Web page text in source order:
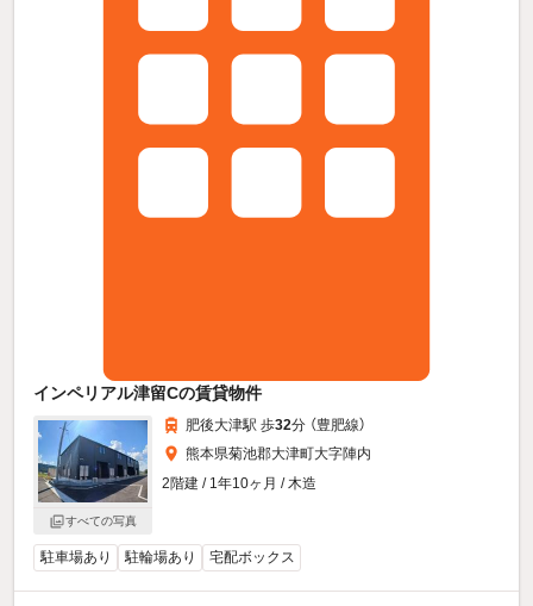
インペリアル津留Cの賃貸物件
すべての写真
肥後大津駅 歩32分 （豊肥線）
熊本県菊池郡大津町大字陣内
2階建 / 1年10ヶ月 / 木造
駐車場あり 駐輪場あり 宅配ボックス